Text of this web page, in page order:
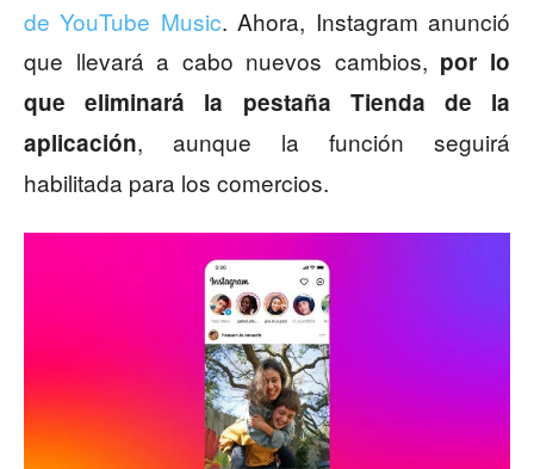
de YouTube Music. Ahora, Instagram anunció
que llevará a cabo nuevos cambios, por lo
que eliminará la pestaña Tienda de la
aplicación, aunque la función seguirá
habilitada para los comercios.